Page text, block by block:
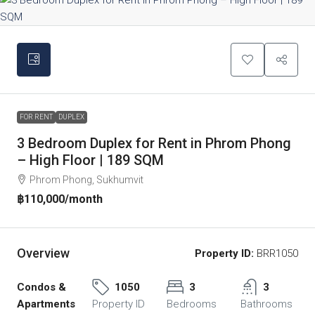
FOR RENT DUPLEX
3 Bedroom Duplex for Rent in Phrom Phong
– High Floor | 189 SQM
Phrom Phong, Sukhumvit
฿110,000/month
Overview Property ID: BRR1050
Condos &
Apartments
1050
Property ID
3
Bedrooms
3
Bathrooms